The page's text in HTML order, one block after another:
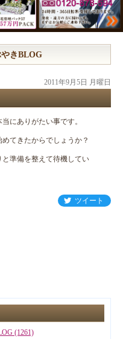
きBLOG
2011年9月5日 月曜日
にありがたい事です。
てきたからでしょうか？
準備を整えて待機してい
ツイート
(1261)